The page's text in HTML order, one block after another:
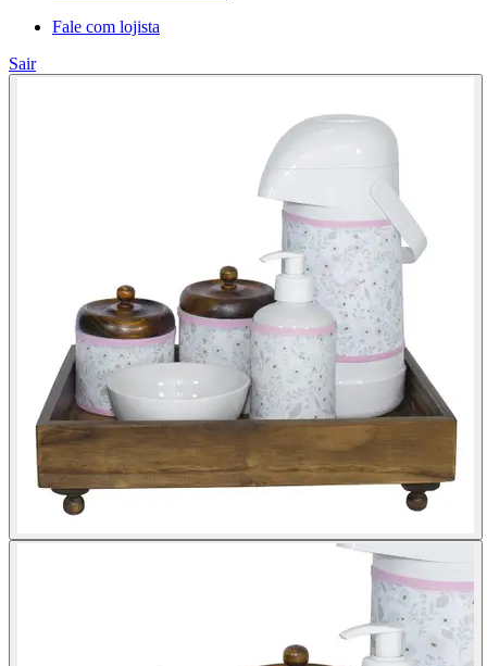
Fale com lojista
Sair